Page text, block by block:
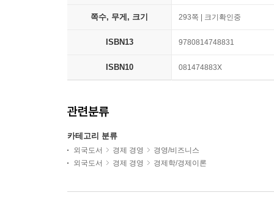
쪽수, 무게, 크기 293쪽 | 크기확인중
ISBN13 9780814748831
ISBN10 081474883X
관련분류
카테고리 분류
외국도서 경제 경영
경영/비즈니스
외국도서
경제 경영 경제학/경제이론